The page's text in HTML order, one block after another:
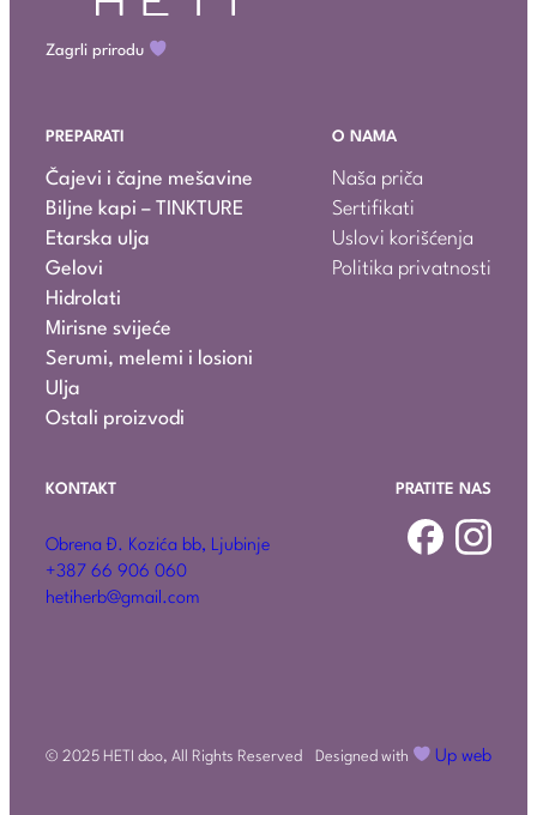
Zagrli prirodu
PREPARATI
Čajevi i čajne mešavine
Biljne kapi – TINKTURE
Etarska ulja
Gelovi
Hidrolati
Mirisne svijeće
Serumi, melemi i losioni
Ulja
Ostali proizvodi
O NAMA
Naša priča
Sertifikati
Uslovi korišćenja
Politika privatnosti
KONTAKT
Obrena Đ. Kozića bb, Ljubinje
+387 66 906 060
hetiherb@gmail.com
PRATITE NAS
© 2025 HETI doo, All Rights Reserved Designed with Up web